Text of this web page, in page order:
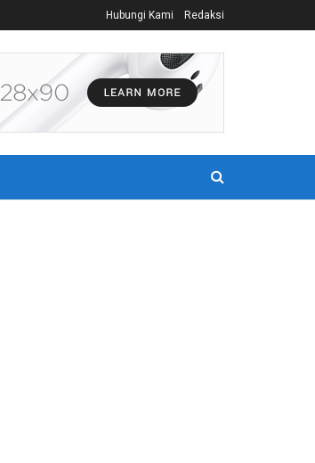
Hubungi Kami Redaksi